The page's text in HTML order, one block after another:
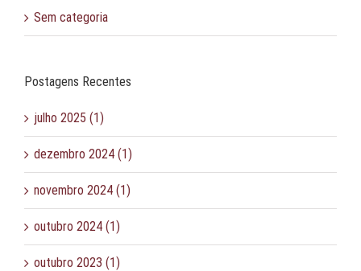
Sem categoria
Postagens Recentes
julho 2025 (1)
dezembro 2024 (1)
novembro 2024 (1)
outubro 2024 (1)
outubro 2023 (1)